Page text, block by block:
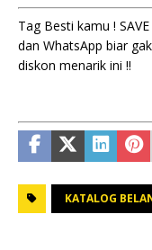
Tag Besti kamu !
dan WhatsApp biar
diskon menarik ini !!
KATALOG